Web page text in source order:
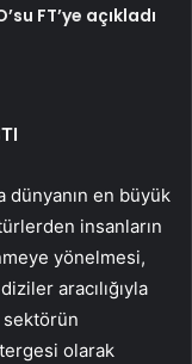
FT’ye açıkladı
dünyanın en büyük
insanların
yönelmesi,
aracılığıyla
sektörün
olarak